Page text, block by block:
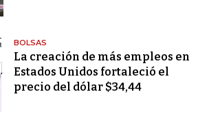
BOLSAS
La creación de más empleos en
Estados Unidos fortaleció el
precio del dólar $34,44